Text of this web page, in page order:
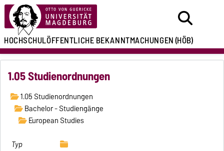
HOCHSCHULÖFFENTLICHEBEKANNTMACHUNGEN(HÖB)
1.05 Studienordnungen
1.05 Studienordnungen
Bachelor - Studiengänge
European Studies